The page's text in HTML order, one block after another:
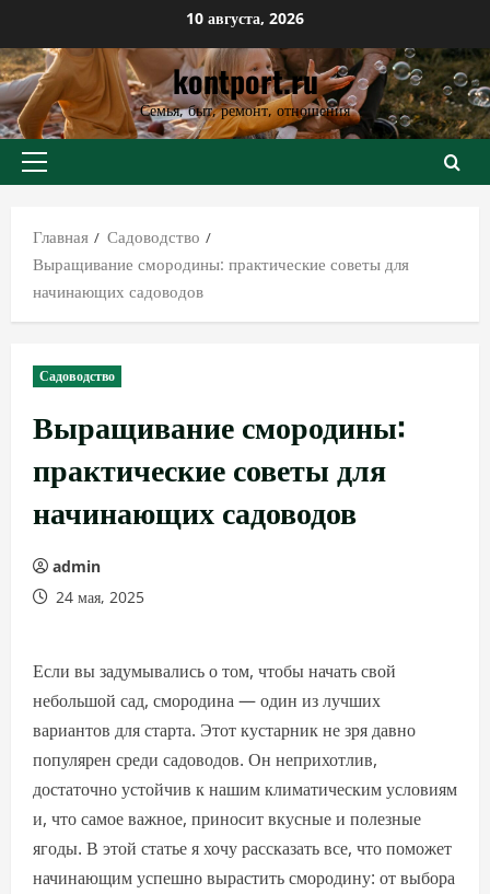
к
содержимому
10 августа, 2026
kontport.ru
Семья, быт, ремонт, отношения
Основное
Главная
Садоводство
Выращивание смородины: практические советы для
начинающих садоводов
Садоводство
Выращивание смородины:
практические советы для
начинающих садоводов
admin
24 мая, 2025
Если вы задумывались о том, чтобы начать свой
небольшой сад, смородина — один из лучших
вариантов для старта. Этот кустарник не зря давно
популярен среди садоводов. Он неприхотлив,
достаточно устойчив к нашим климатическим условиям
и, что самое важное, приносит вкусные и полезные
ягоды. В этой статье я хочу рассказать все, что поможет
начинающим успешно вырастить смородину: от выбора